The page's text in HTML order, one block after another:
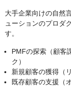
大手企業向けの自然
ューションのプロダ
す。
PMFの探索（顧客
ク）
新規顧客の獲得（
既存顧客の支援（